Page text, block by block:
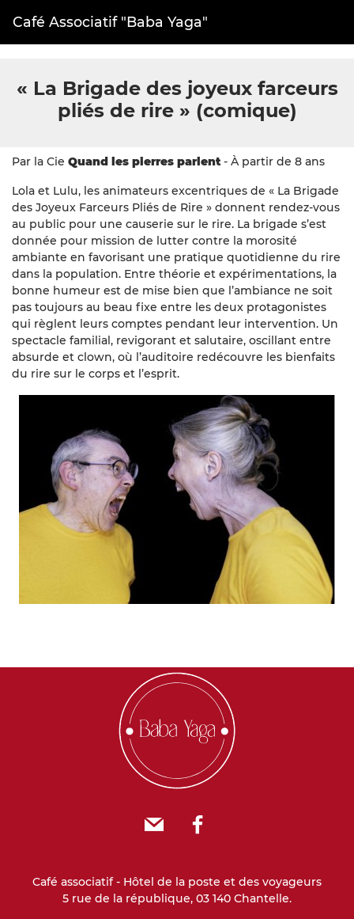
Café Associatif "Baba Yaga"
« La Brigade des joyeux farceurs
pliés de rire » (comique)
Par la Cie Quand les pierres parlent- À partir de 8 ans
Lola et Lulu, les animateurs excentriques de « La Brigade
des Joyeux Farceurs Pliés de Rire » donnent rendez-vous
au public pour une causerie sur le rire. La brigade s’est
donnée pour mission de lutter contre la morosité
ambiante en favorisant une pratique quotidienne du rire
dans la population. Entre théorie et expérimentations, la
bonne humeur est de mise bien que l’ambiance ne soit
pas toujours au beau fixe entre les deux protagonistes
qui règlent leurs comptes pendant leur intervention. Un
spectacle familial, revigorant et salutaire, oscillant entre
absurde et clown, où l’auditoire redécouvre les bienfaits
du rire sur le corps et l’esprit.
Café associatif - Hôtel de la poste et des voyageurs
5 rue de la république, 03 140 Chantelle.